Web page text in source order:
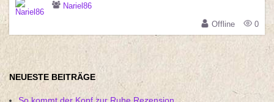
Nariel86
Offline
0
NEUESTE BEITRÄGE
So kommt der Kopf zur Ruhe Rezension